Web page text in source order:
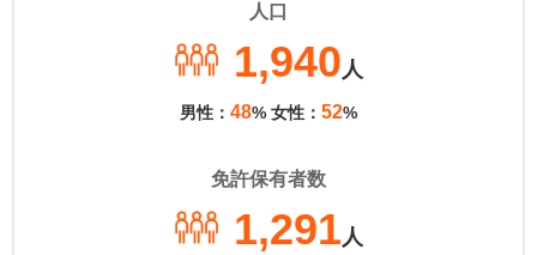
人口
1,940人
男性： 48% 女性： 52%
免許保有者数
1,291人